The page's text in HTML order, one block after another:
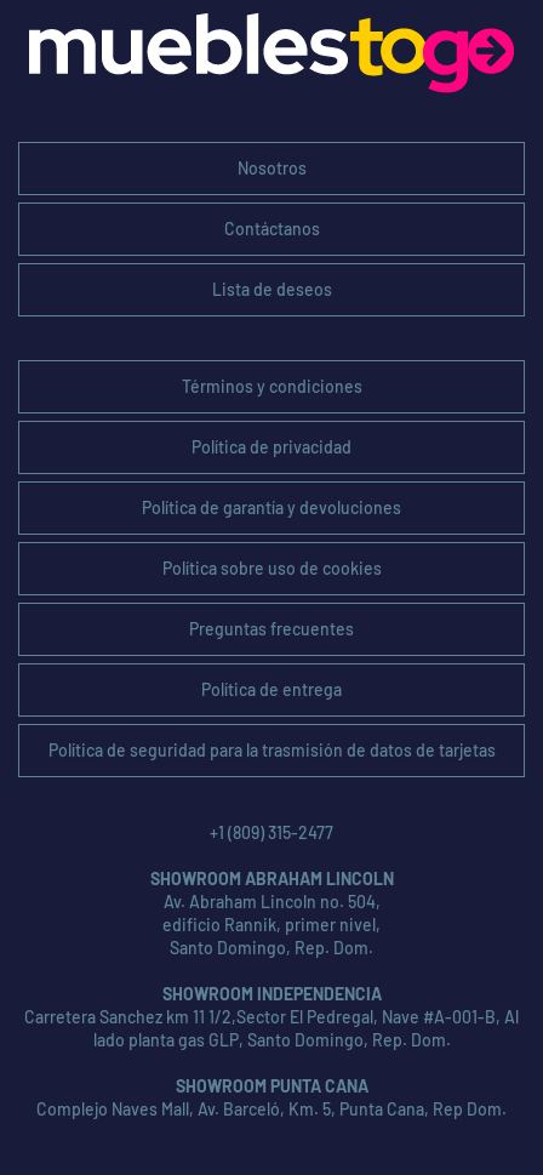
Nosotros
Contáctanos
Lista de deseos
Términos y condiciones
Política de privacidad
Política de garantía y devoluciones
Política sobre uso de cookies
Preguntas frecuentes
Política de entrega
Política de seguridad para la trasmisión de datos de tarjetas
+1 (809) 315-2477
SHOWROOM ABRAHAM LINCOLN
Av. Abraham Lincoln no. 504,
edificio Rannik, primer nivel,
Santo Domingo, Rep. Dom.
SHOWROOM INDEPENDENCIA
Carretera Sanchez km 11 1/2,Sector El Pedregal, Nave #A-001-B, Al
lado planta gas GLP, Santo Domingo, Rep. Dom.
SHOWROOM PUNTA CANA
Complejo Naves Mall, Av. Barceló, Km. 5, Punta Cana, Rep Dom.